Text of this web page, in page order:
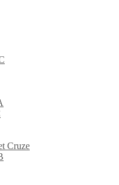
Cruze